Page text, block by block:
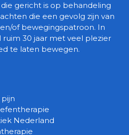
gericht is op behandeling
die een gevolg zijn van
of bewegingspatroon. In
ruim 30 jaar met veel plezier
te laten bewegen.
Nederland